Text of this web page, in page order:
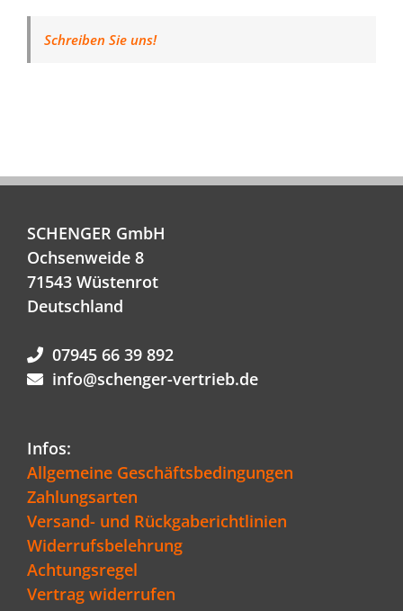
Schreiben Sie uns!
SCHENGER GmbH
Ochsenweide 8
71543 Wüstenrot
Deutschland
07945 66 39 892
info@schenger-vertrieb.de
Infos:
Allgemeine Geschäftsbedingungen
Zahlungsarten
Versand- und Rückgaberichtlinien
Widerrufsbelehrung
Achtungsregel
Vertrag widerrufen